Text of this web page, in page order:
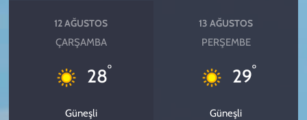
12 AĞUSTOS
ÇARŞAMBA
28°
Güneşli
13 AĞUSTOS
PERŞEMBE
29°
Güneşli